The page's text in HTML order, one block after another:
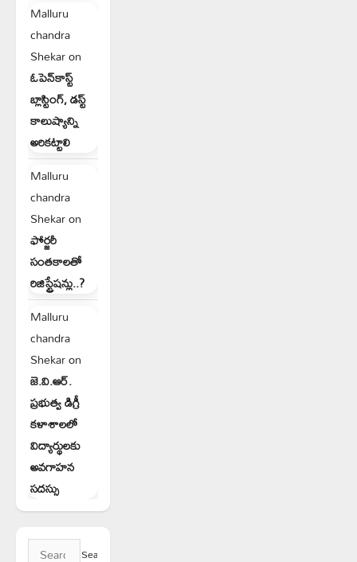
Malluru
chandra
Shekaron
ఓపెన్‌కాస్ట్
బ్లాస్టింగ్, డస్ట్
కాలుష్యాన్ని
అరికట్టాలి
Malluru
chandra
Shekaron
ఫోర్జరీ
సంతకాలతో
రిజిస్ట్రేషన్లు..?
Malluru
chandra
Shekaron
జె.వి.ఆర్.
ప్రభుత్వ డిగ్రీ
కళాశాలలో
విద్యార్థులకు
అవగాహన
సదస్సు
Search